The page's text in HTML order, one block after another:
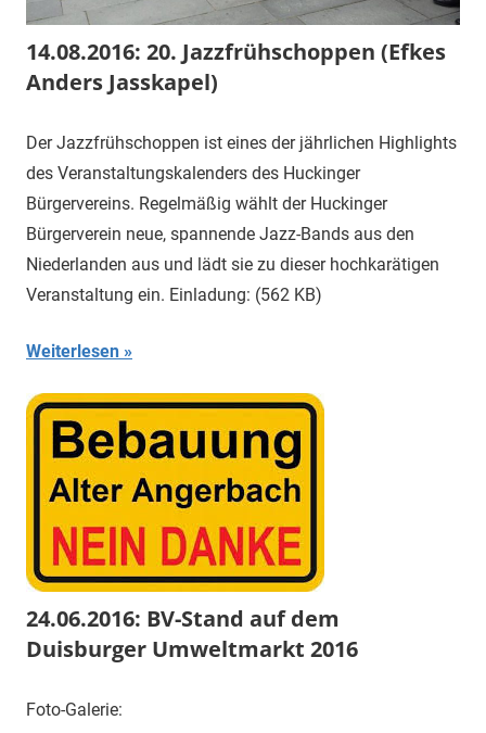
14.08.2016: 20. Jazzfrühschoppen (Efkes
Anders Jasskapel)
Der Jazzfrühschoppen ist eines der jährlichen Highlights
des Veranstaltungskalenders des Huckinger
Bürgervereins. Regelmäßig wählt der Huckinger
Bürgerverein neue, spannende Jazz-Bands aus den
Niederlanden aus und lädt sie zu dieser hochkarätigen
Veranstaltung ein. Einladung: (562 KB)
Weiterlesen
24.06.2016: BV-Stand auf dem
Duisburger Umweltmarkt 2016
Foto-Galerie: